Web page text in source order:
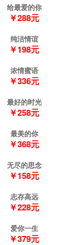
给最爱的你
￥288元
纯洁情谊
￥198元
浓情蜜语
￥336元
最好的时光
￥258元
最美的你
￥368元
无尽的思念
￥158元
志存高远
￥228元
爱你一生
￥379元